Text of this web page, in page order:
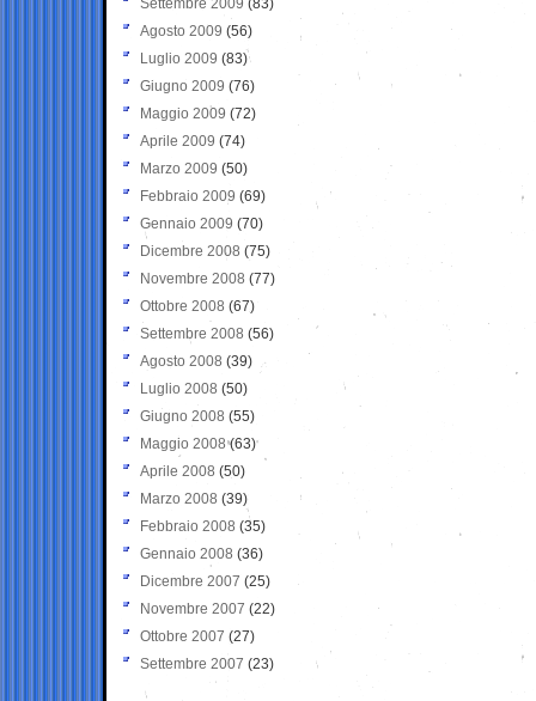
Settembre 2009 (83)
Agosto 2009 (56)
Luglio 2009 (83)
Giugno 2009 (76)
Maggio 2009 (72)
Aprile 2009 (74)
Marzo 2009 (50)
Febbraio 2009 (69)
Gennaio 2009 (70)
Dicembre 2008 (75)
Novembre 2008 (77)
Ottobre 2008 (67)
Settembre 2008 (56)
Agosto 2008 (39)
Luglio 2008 (50)
Giugno 2008 (55)
Maggio 2008(63)
Aprile 2008 (50)
Marzo 2008 (39)
Febbraio 2008 (35)
Gennaio 2008 (36)
Dicembre 2007 (25)
Novembre 2007 (22)
Ottobre 2007 (27)
Settembre 2007 (23)